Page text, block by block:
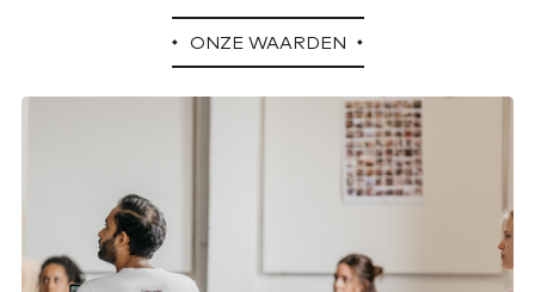
ONZE WAARDEN